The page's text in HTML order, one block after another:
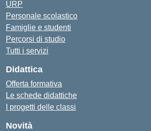
URP
Personale scolastico
Famiglie e studenti
Percorsi di studio
Tutti i servizi
Didattica
Offerta formativa
Le schede didattiche
I progetti delle classi
Novità